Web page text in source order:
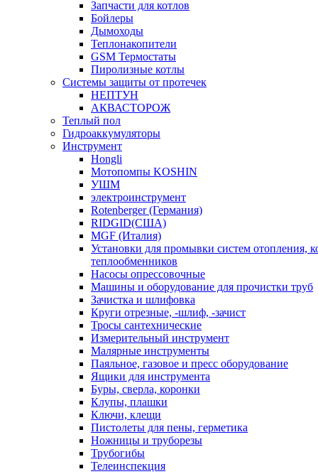
Запчасти для котлов
Бойлеры
Дымоходы
Теплонакопители
GSM Термостаты
Пиролизные котлы
Системы защиты от протечек
НЕПТУН
АКВАСТОРОЖ
Теплый пол
Гидроаккумуляторы
Инструмент
Hongli
Мотопомпы KOSHIN
УШМ
электроинструмент
Rotenberger (Германия)
RIDGID(США)
MGF (Италия)
Установки для промывки систем отопления,
теплообменников
Насосы опрессовочные
Машины и оборудование для прочистки труб
Зачистка и шлифовка
Круги отрезные, -шлиф, -зачист
Тросы сантехнические
Измерительный инструмент
Малярные инструменты
Паяльное, газовое и пресс оборудование
Ящики для инструмента
Буры, сверла, коронки
Клупы, плашки
Ключи, клещи
Пистолеты для пены, герметика
Ножницы и труборезы
Трубогибы
Телеинспекция